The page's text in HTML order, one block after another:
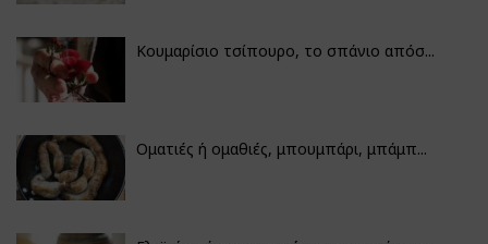
Κουμαρίσιο τσίπουρο, το σπάνιο απόσ...
Οματιές ή ομαθιές, μπουμπάρι, μπάμπ...